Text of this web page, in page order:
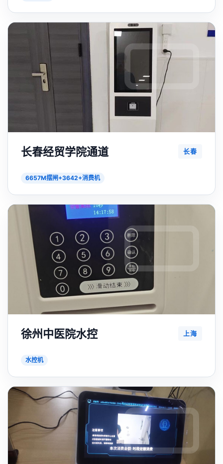
长春经贸学院通道 长春
6657M摆闸+3642+消费机
徐州中医院水控 上海
水控机